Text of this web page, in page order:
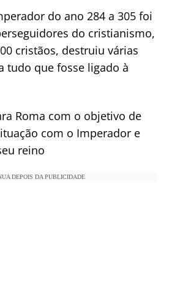
do ano 284 a 305 foi
do cristianismo,
cristãos, destruiu várias
tudo que fosse ligado à
Roma com o objetivo de
com o Imperador e
reino
DEPOIS DA PUBLICIDADE